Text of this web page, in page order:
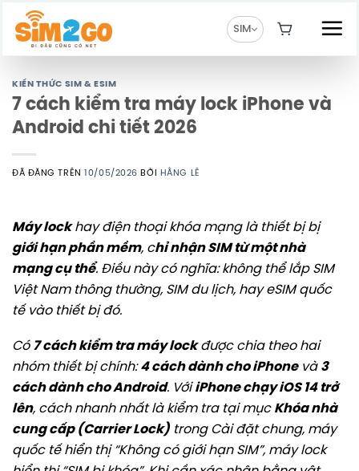
Chuyển
đến
SIM
KIẾN THỨC SIM & ESIM
7 cách kiểm tra máy lock iPhone và
Android chi tiết 2026
ĐÃ ĐĂNG TRÊN10/05/2026 BỞI HẰNG LÊ
Máy lockhay điện thoại khóa mạng là thiết bị bị
giới hạn phần mềm, chỉ nhận SIM từ một nhà
mạng cụ thể. Điều này có nghĩa: không thể lắp SIM
Việt Nam thông thường, SIM du lịch, hay eSIM quốc
tế vào thiết bị đó.
Có 7 cách kiểm tra máy lockđược chia theo hai
nhóm thiết bị chính:4 cách dành cho iPhonevà 3
cách dành cho Android. VớiiPhone chạy iOS 14 trở
lên, cách nhanh nhất là kiểm tra tại mục Khóa nhà
cung cấp (Carrier Lock) trong Cài đặt chung, máy
quốc tế hiển thị “Không có giới hạn SIM”, máy lock